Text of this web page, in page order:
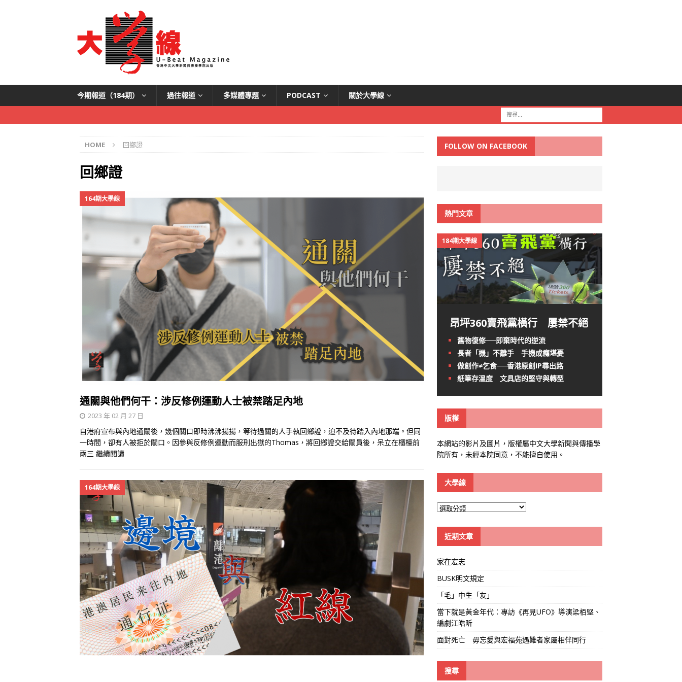
今期報道（184期） 過往報道 多媒體專題 PODCAST 關於大學線
HOME 回鄉證
回鄉證
164期大學線
通關與他們何干：涉反修例運動人士被禁踏足內地
2023 年 02 月 27 日
自港府宣布與內地通關後，幾個關口即時沸沸揚揚，等待過關的人手執回鄉證，迫不及待踏入內地那端。但同
一時間，卻有人被拒於關口。因參與反修例運動而服刑出獄的Thomas，將回鄉證交給關員後，呆立在櫃檯前
兩三 繼續閱讀
164期大學線
FOLLOW ON FACEBOOK
熱門文章
184期大學線
昂坪360賣飛黨橫行 屢禁不絕
舊物復修──即棄時代的逆流
長者「機」不離手 手機成癮堪憂
做創作≠乞食──香港原創IP尋出路
紙筆存溫度 文具店的堅守與轉型
版權
本網站的影片及圖片，版權屬中文大學新聞與傳播學
院所有，未經本院同意，不能擅自使用。
大學線
大
線
近期文章
家在宏志
BUSK明文規定
「毛」中生「友」
當下就是黃金年代：專訪《再見UFO》導演梁栢堅、
編劇江皓昕
面對死亡 毋忘愛與宏福苑遇難者家屬相伴同行
搜尋